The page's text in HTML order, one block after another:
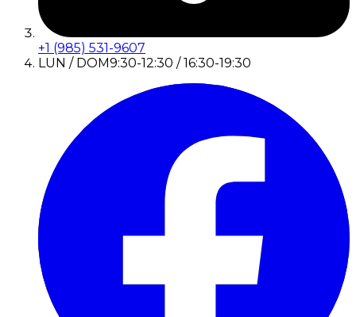
+1 (985) 531-9607
LUN / DOM9:30-12:30 / 16:30-19:30